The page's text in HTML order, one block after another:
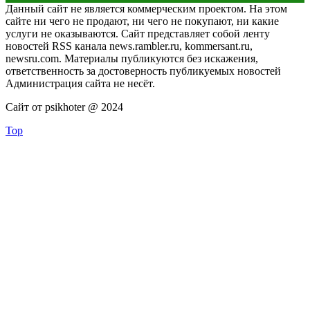
Данный сайт не является коммерческим проектом. На этом
сайте ни чего не продают, ни чего не покупают, ни какие
услуги не оказываются. Сайт представляет собой ленту
новостей RSS канала news.rambler.ru, kommersant.ru,
newsru.com. Материалы публикуются без искажения,
ответственность за достоверность публикуемых новостей
Администрация сайта не несёт.
Сайт от psikhoter @ 2024
Top